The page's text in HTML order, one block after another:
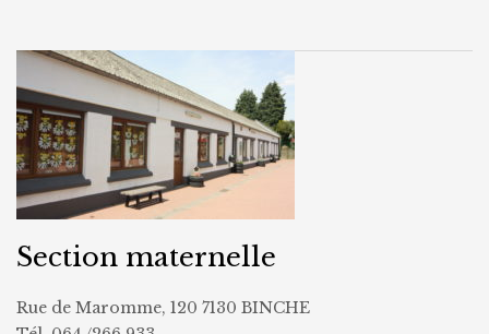
Section maternelle
Rue de Maromme, 120 7130 BINCHE